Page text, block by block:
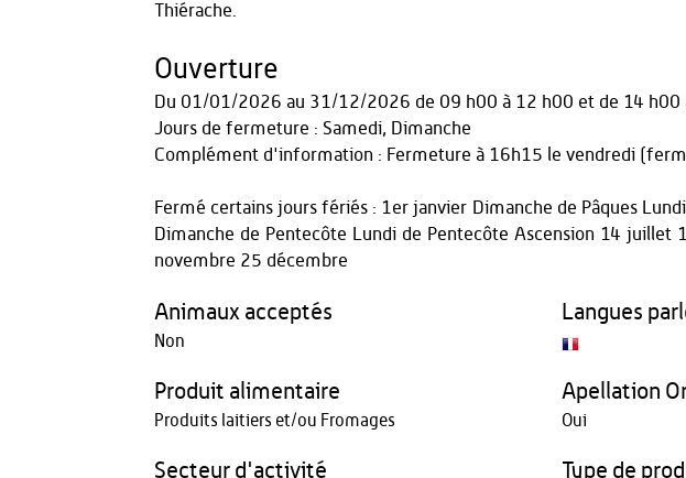
Thiérache.
Ouverture
Du 01/01/2026 au 31/12/2026 de 09 h00 à 12 h00 et de 14 h00
Jours de fermeture : Samedi, Dimanche
Complément d'information : Fermeture à 16h15 le vendredi
Fermé certains jours fériés : 1er janvier Dimanche de Pâques
Dimanche de Pentecôte Lundi de Pentecôte Ascension 14 juillet
novembre 25 décembre
Animaux acceptés
Non
Langues
Produit alimentaire
Produits laitiers et/ou Fromages
Apellation
Oui
Secteur d'activité Type de